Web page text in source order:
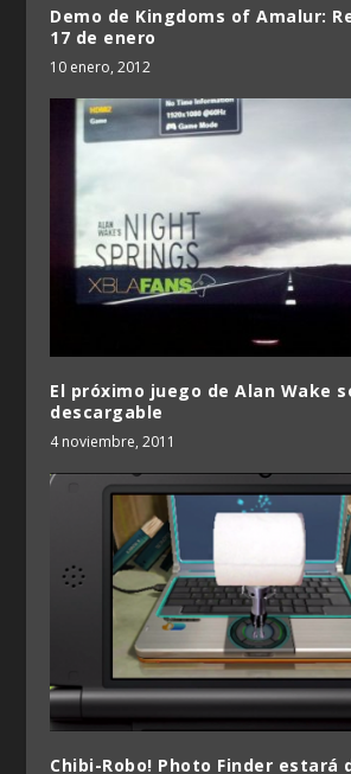
Demo de Kingdoms of Amalur:
17 de enero
10 enero, 2012
El próximo juego de Alan Wake
descargable
4 noviembre, 2011
Chibi-Robo! Photo Finder estará